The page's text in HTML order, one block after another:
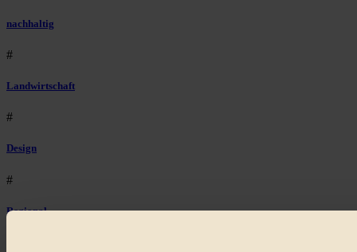
nachhaltig
#
Landwirtschaft
#
Design
#
Regional